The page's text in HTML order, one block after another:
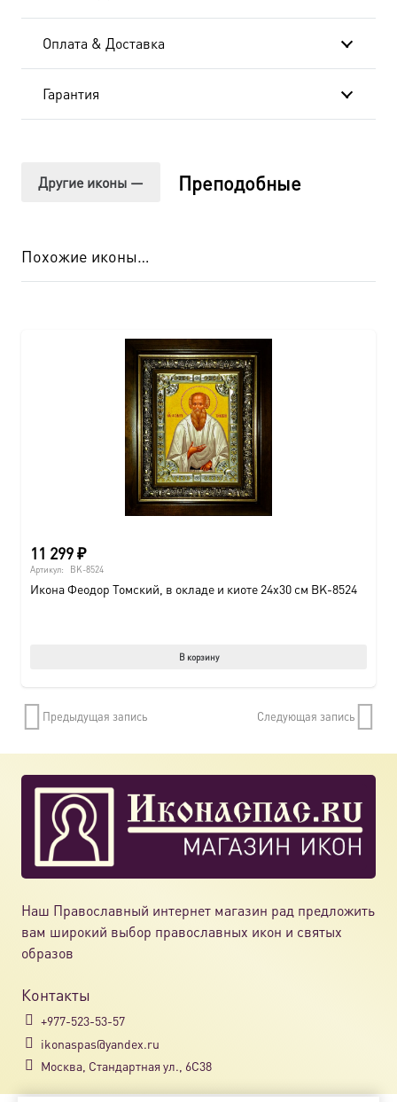
Оплата & Доставка
Гарантия
Другие иконы — Преподобные
Похожие иконы…
11 299₽
Артикул: BK-8524
Икона Феодор Томский, в окладе и киоте 24х30 см BK-8524
В корзину
Предыдущая запись Следующая запись
Наш Православный интернет магазин рад предложить
вам широкий выбор православных икон и святых
образов
Контакты
+977-523-53-57
ikonaspas@yandex.ru
Москва, Стандартная ул., 6С38